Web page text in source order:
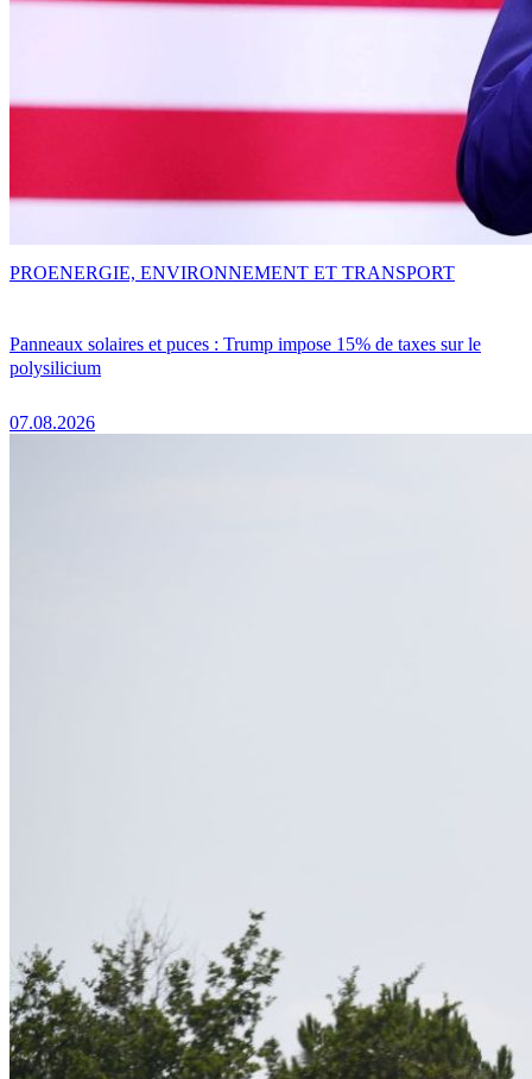
Panneaux solaires et puces : Trump impose 15% de taxes sur le
polysilicium
07.08.2026
PROENERGIE, ENVIRONNEMENT ET TRANSPORT